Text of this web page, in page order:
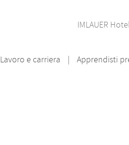
IMLAUER
Lavoro e carriera Apprendisti